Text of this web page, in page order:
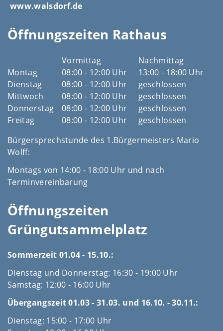
www.walsdorf.de
Öffnungszeiten Rathaus
Vormittag
Nachmittag
Montag
08:00 - 12:00 Uhr
13:00 - 18:00 Uhr
Dienstag
08:00 - 12:00 Uhr
geschlossen
Mittwoch
08:00 - 12:00 Uhr
geschlossen
Donnerstag
08:00 - 12:00 Uhr
geschlossen
Freitag
08:00 - 12:00 Uhr
geschlossen
Bürgersprechstunde des 1.Bürgermeisters Mario
Wolff:
Montags von 14:00 - 18:00 Uhr und nach
Terminvereinbarung
Öffnungszeiten
Grüngutsammelplatz
Sommerzeit 01.04 - 15.10.:
Dienstag und Donnerstag: 16:30 - 19:00 Uhr
Samstag: 12:00 - 16:00 Uhr
Übergangszeit 01.03 - 31.03. und 16.10. - 30.11.:
Dienstag: 15:00 - 17:00 Uhr